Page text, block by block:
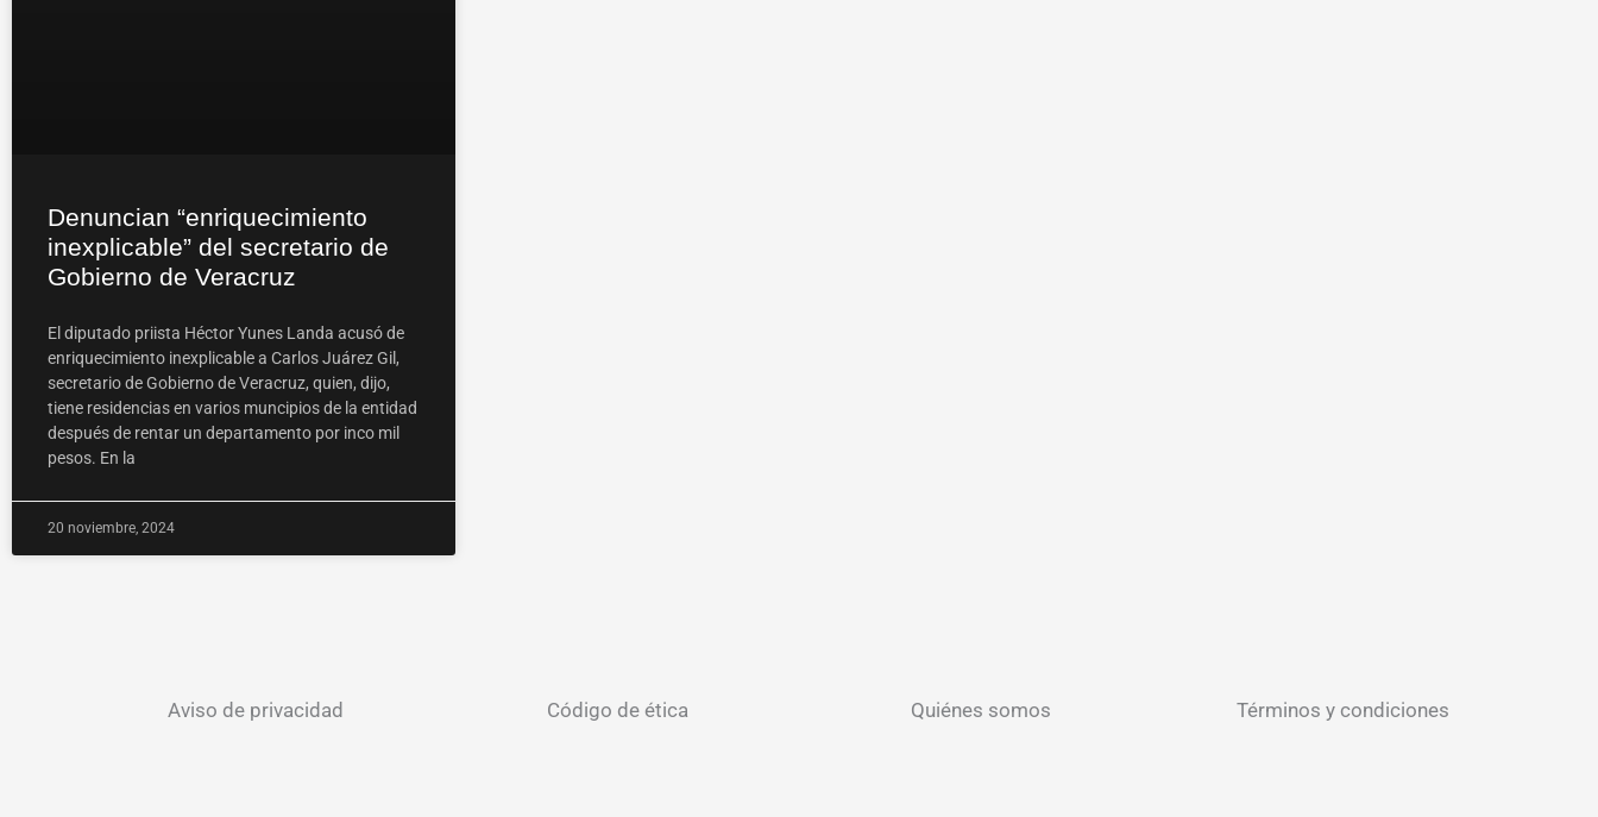
Denuncian “enriquecimiento
inexplicable” del secretario de
Gobierno de Veracruz
El diputado priista Héctor Yunes Landa acusó de
enriquecimiento inexplicable a Carlos Juárez Gil,
secretario de Gobierno de Veracruz, quien, dijo,
tiene residencias en varios muncipios de la entidad
después de rentar un departamento por inco mil
pesos. En la
20 noviembre, 2024
Aviso de privacidad Código de ética Quiénes somos Términos y condiciones